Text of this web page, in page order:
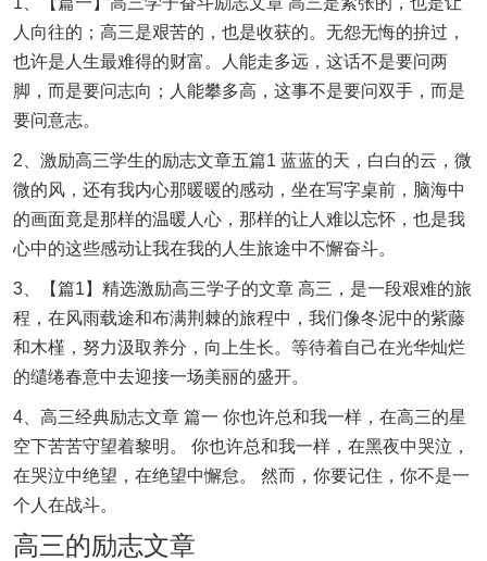
人向往的；高三是艰苦的，也是收获的。无怨无悔的拚过，
也许是人生最难得的财富。人能走多远，这话不是要问两
脚，而是要问志向；人能攀多高，这事不是要问双手，而是
要问意志。
2、激励高三学生的励志文章五篇1 蓝蓝的天，白白的云，微
微的风，还有我内心那暖暖的感动，坐在写字桌前，脑海中
的画面竟是那样的温暖人心，那样的让人难以忘怀，也是我
心中的这些感动让我在我的人生旅途中不懈奋斗。
3、【篇1】精选激励高三学子的文章 高三，是一段艰难的旅
程，在风雨载途和布满荆棘的旅程中，我们像冬泥中的紫藤
和木槿，努力汲取养分，向上生长。等待着自己在光华灿烂
的缱绻春意中去迎接一场美丽的盛开。
4、高三经典励志文章 篇一 你也许总和我一样，在高三的星
空下苦苦守望着黎明。 你也许总和我一样，在黑夜中哭泣，
在哭泣中绝望，在绝望中懈怠。 然而，你要记住，你不是一
个人在战斗。
高三的励志文章